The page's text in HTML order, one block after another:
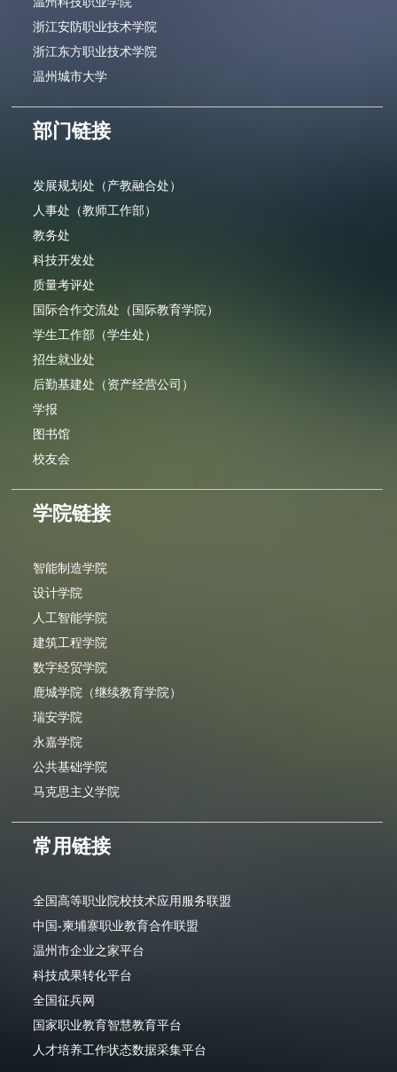
浙江安防职业技术学院
浙江东方职业技术学院
温州城市大学
部门链接
发展规划处（产教融合处）
人事处（教师工作部）
教务处
科技开发处
质量考评处
国际合作交流处（国际教育学院）
学生工作部（学生处）
招生就业处
后勤基建处（资产经营公司）
学报
图书馆
校友会
学院链接
智能制造学院
设计学院
人工智能学院
建筑工程学院
数字经贸学院
鹿城学院（继续教育学院）
瑞安学院
永嘉学院
公共基础学院
马克思主义学院
常用链接
全国高等职业院校技术应用服务联盟
中国-柬埔寨职业教育合作联盟
温州市企业之家平台
科技成果转化平台
全国征兵网
国家职业教育智慧教育平台
人才培养工作状态数据采集平台